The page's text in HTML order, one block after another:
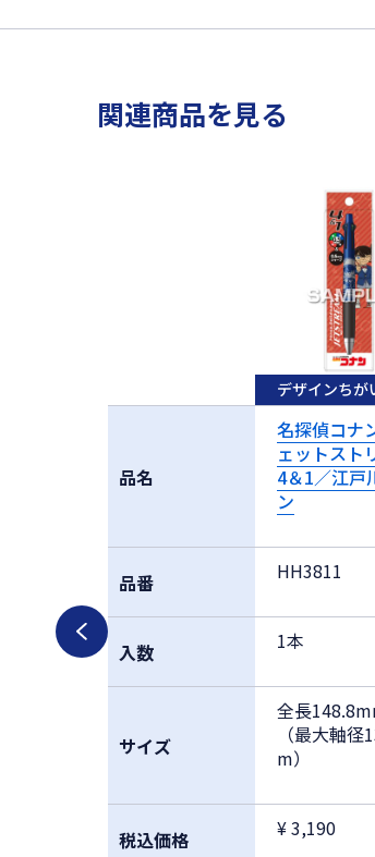
関連商品を見る
品名
品番
入数
サイズ
税込価格
デザインちが
名探偵コナ
ェットスト
4＆1／江戸
ン
HH3811
1本
全長
（最大軸径
m）
¥ 3,190